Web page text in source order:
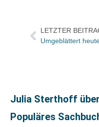
LETZTER
Julia Sterthoff
Populäres